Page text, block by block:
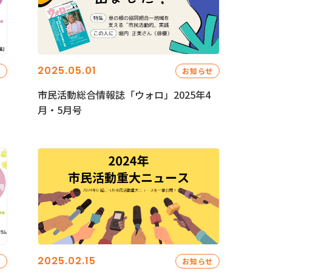
2025.05.01 お知らせ
市民活動総合情報誌「ウォロ」2025年4
月・5月号
2025.02.15 お知らせ